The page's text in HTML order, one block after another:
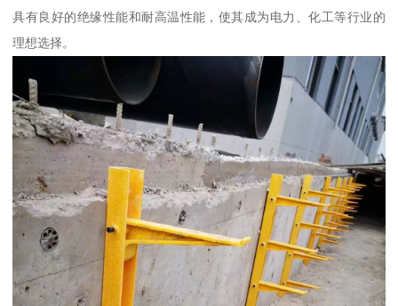
具有良好的绝缘性能和耐高温性能，使其成为电力、化工等行业的
理想选择。